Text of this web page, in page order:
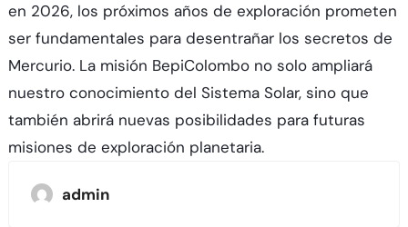
en 2026, los próximos años de exploración prometen
ser fundamentales para desentrañar los secretos de
Mercurio. La misión BepiColombo no solo ampliará
nuestro conocimiento del Sistema Solar, sino que
también abrirá nuevas posibilidades para futuras
misiones de exploración planetaria.
admin